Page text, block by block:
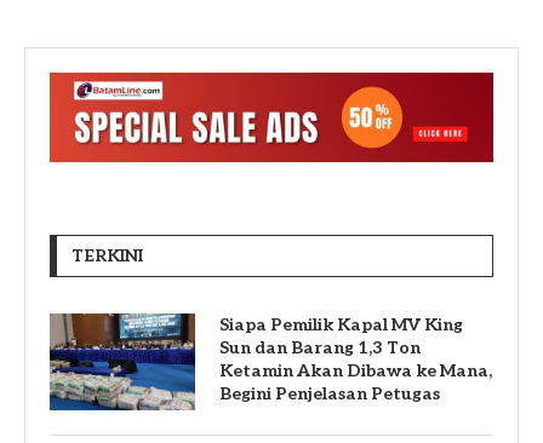
TERKINI
Siapa Pemilik Kapal MV King
Sun dan Barang 1,3 Ton
Ketamin Akan Dibawa ke Mana,
Begini Penjelasan Petugas